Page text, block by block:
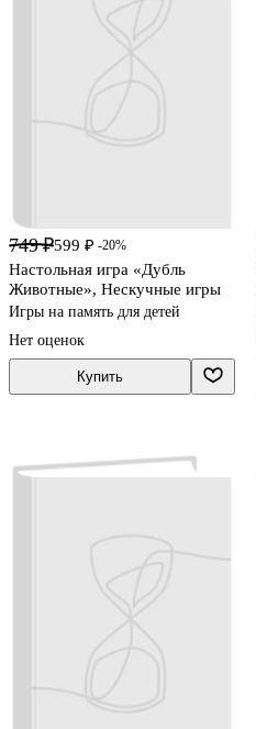
749 ₽599 ₽ -20%
Настольная игра «Дубль
Животные», Нескучные игры
Игры на память для детей
Нет оценок
Купить